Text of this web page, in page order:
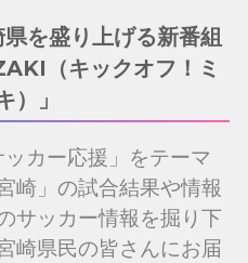
を盛り上げる新番組
（キックオフ！ミ
）」
カー応援」をテーマ
崎」の試合結果や情報
サッカー情報を掘り下
崎県民の皆さんにお届